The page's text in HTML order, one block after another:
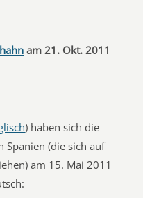
am 21. Okt. 2011
) haben sich die
Spanien (die sich auf
am 15. Mai 2011